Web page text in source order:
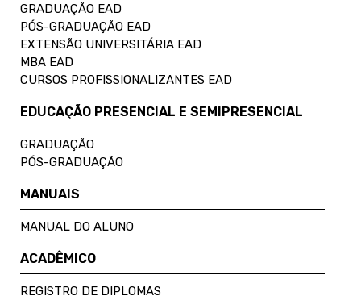
GRADUAÇÃO EAD
PÓS-GRADUAÇÃO EAD
EXTENSÃO UNIVERSITÁRIA EAD
MBA EAD
CURSOS PROFISSIONALIZANTES EAD
EDUCAÇÃO PRESENCIAL E SEMIPRESENCIAL
GRADUAÇÃO
PÓS-GRADUAÇÃO
MANUAIS
MANUAL DO ALUNO
ACADÊMICO
REGISTRO DE DIPLOMAS